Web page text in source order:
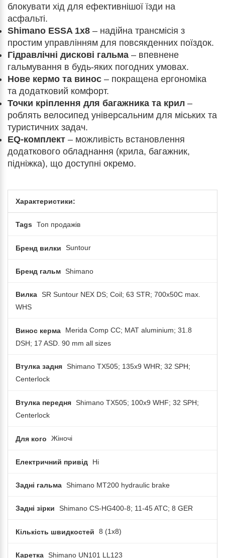
блокувати хід для ефективнішої їзди на
асфальті.
Shimano ESSA 1x8 – надійна трансмісія з
простим управлінням для повсякденних поїздок.
Гідравлічні дискові гальма – впевнене
гальмування в будь-яких погодних умовах.
Нове кермо та винос – покращена ергономіка
та додатковий комфорт.
Точки кріплення для багажника та крил –
роблять велосипед універсальним для міських та
туристичних задач.
EQ-комплект – можливість встановлення
додаткового обладнання (крила, багажник,
підніжка), що доступні окремо.
Характеристики:
Tags Топ продажів
Бренд вилки Suntour
Бренд гальм Shimano
Вилка SR Suntour NEX DS; Coil; 63 STR; 700x50C max.
WHS
Винос керма
Merida Comp CC; MAT aluminium; 31.8
DSH; 17 ASD. 90 mm all sizes
Втулка задня Shimano TX505; 135x9 WHR; 32 SPH;
Centerlock
Втулка передня Shimano TX505; 100x9 WHF; 32 SPH;
Centerlock
Для кого Жіночі
Електричний привід Ні
Задні гальма Shimano MT200 hydraulic brake
Задні зірки Shimano CS-HG400-8; 11-45 ATC; 8 GER
Кількість швидкостей 8 (1x8)
Каретка Shimano UN101 LL123